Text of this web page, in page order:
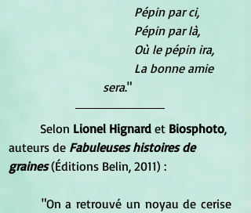
Pépin par ci,
	Pépin par là,
	Où le pépin ira,
sera."
	Selon
Lionel Hignard et Biosphoto,
auteurs de Fabuleuses histoires de
graines (Éditions Belin, 2011) :